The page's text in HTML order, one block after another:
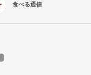
食べる通信